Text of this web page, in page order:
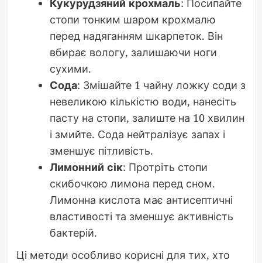
стопи тонким шаром крохмалю
перед надяганням шкарпеток. Він
вбирає вологу, залишаючи ноги
сухими.
Сода: Змішайте 1 чайну ложку соди з
невеликою кількістю води, нанесіть
пасту на стопи, залиште на 10 хвилин
і змийте. Сода нейтралізує запах і
зменшує пітливість.
Лимонний сік: Протріть стопи
скибочкою лимона перед сном.
Лимонна кислота має антисептичні
властивості та зменшує активність
бактерій.
Ці методи особливо корисні для тих, хто